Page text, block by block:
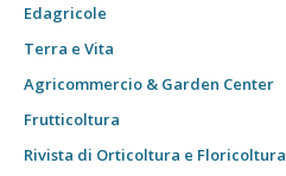
Edagricole
Terra e Vita
Agricommercio & Garden Center
Frutticoltura
Rivista di Orticoltura e Floricoltura